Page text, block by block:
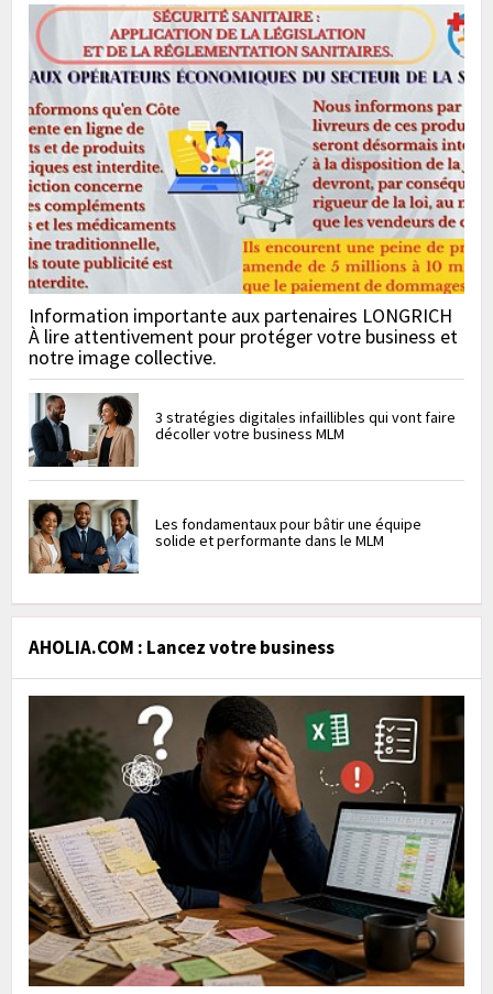
Information importante aux partenaires LONGRICH
À lire attentivement pour protéger votre business et
notre image collective.
3 stratégies digitales infaillibles qui vont faire
décoller votre business MLM
Les fondamentaux pour bâtir une équipe
solide et performante dans le MLM
AHOLIA.COM : Lancez votre business